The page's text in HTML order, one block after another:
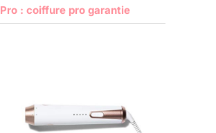
Pro : coiffure pro garantie